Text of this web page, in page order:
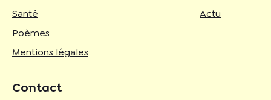
Santé
Poèmes
Mentions légales
Actu
Contact